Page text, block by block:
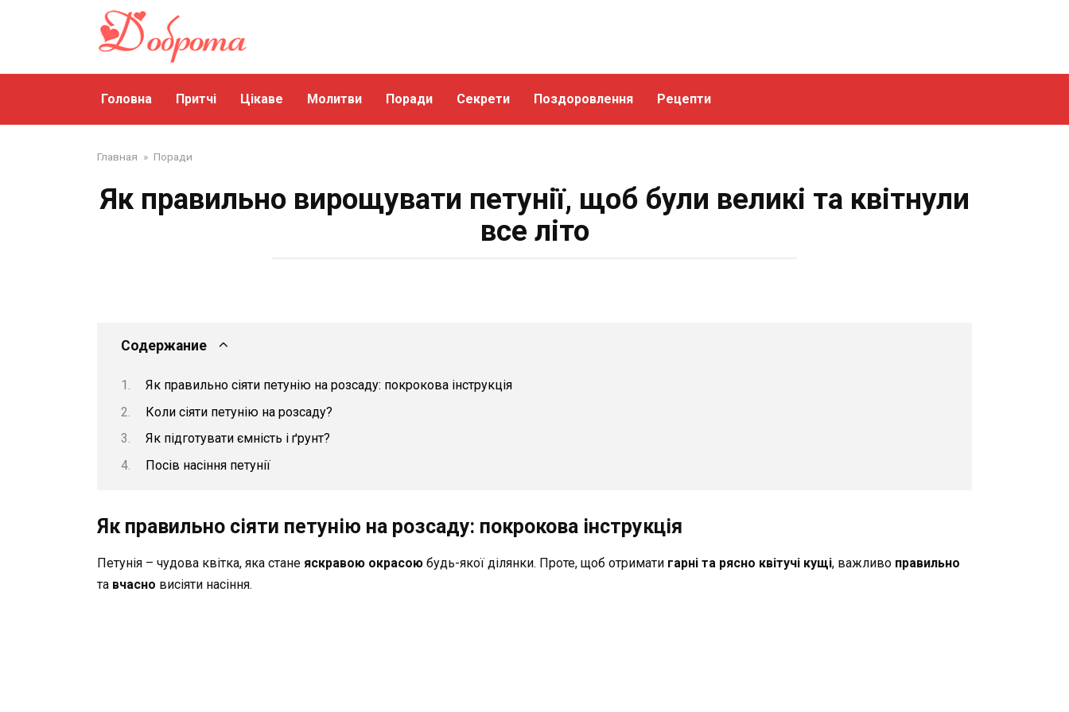
Головна Притчі Цікаве Молитви Поради Секрети Поздоровлення Рецепти
Главная » Поради
Як правильно вирощувати петунії, щоб були великі та квітнули
все літо
Содержание
Як правильно сіяти петунію на розсаду: покрокова інструкція
Коли сіяти петунію на розсаду?
Як підготувати ємність і ґрунт?
Посів насіння петунії
Як правильно сіяти петунію на розсаду: покрокова інструкція
Петунія – чудова квітка, яка стане яскравою окрасою будь-якої ділянки. Проте, щоб отримати гарні та рясно квітучі кущі, важливо правильно
та вчасно висіяти насіння.